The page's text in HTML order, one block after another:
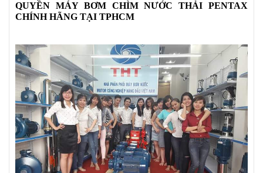
QUYỀN MÁY BƠM CHÌM NƯỚC THẢI PENTAX
CHÍNH HÃNG TẠI TPHCM